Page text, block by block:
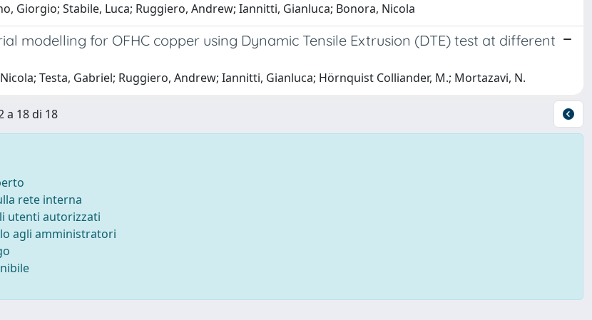
Giorgio; Stabile, Luca; Ruggiero, Andrew; Iannitti, Gianluca; Bonora, Nicola
modelling for OFHC copper using Dynamic Tensile Extrusion (DTE) test at different
Testa, Gabriel; Ruggiero, Andrew; Iannitti, Gianluca; Hörnquist Colliander, M.; Mortazavi, N.
a 18 di 18
rete interna
utenti autorizzati
agli amministratori